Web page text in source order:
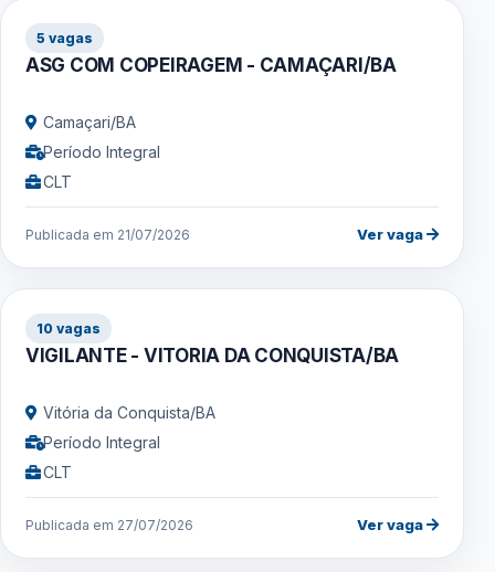
5 vagas
ASG COM COPEIRAGEM - CAMAÇARI/BA
Camaçari/BA
Período Integral
CLT
Publicada em 21/07/2026 Ver vaga
10 vagas
VIGILANTE - VITORIA DA CONQUISTA/BA
Vitória da Conquista/BA
Período Integral
CLT
Publicada em 27/07/2026 Ver vaga